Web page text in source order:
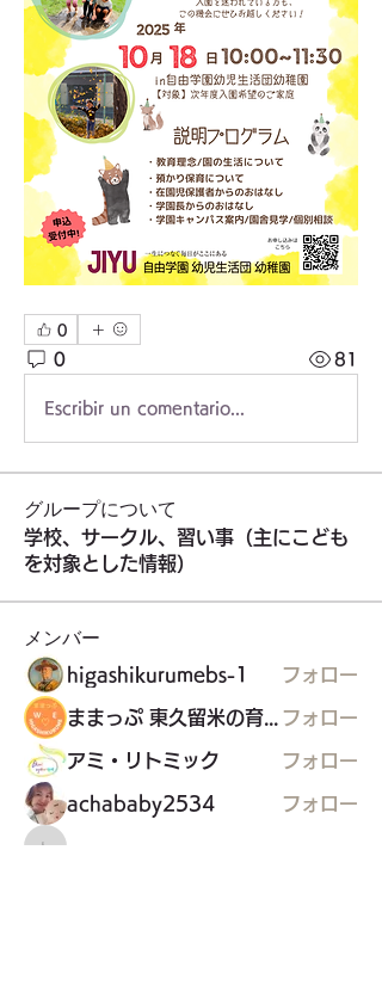
0
0 81
Escribir un comentario...
グループについて
学校、サークル、習い事（主にこども
を対象とした情報）
メンバー
higashikurumebs-1 フォロー
フォロー
アミ・リトミック フォロー
achababy2534 フォロー